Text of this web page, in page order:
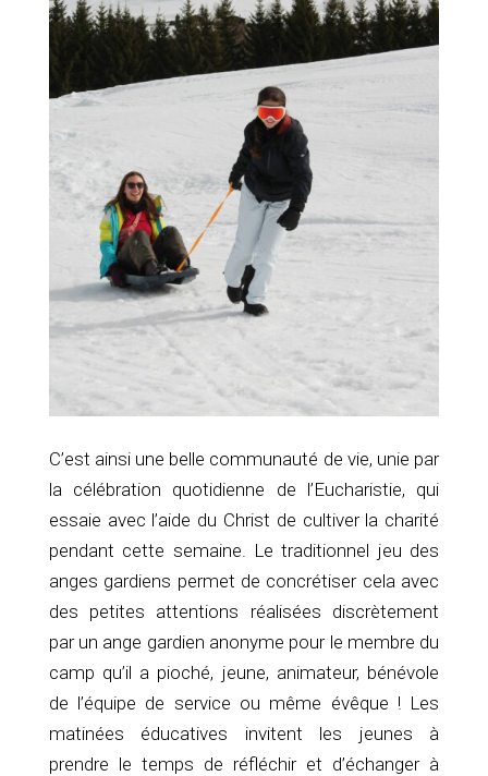
C’est ainsi une belle communauté de vie, unie par
la célébration quotidienne de l’Eucharistie, qui
essaie avec l’aide du Christ de cultiver la charité
pendant cette semaine. Le traditionnel jeu des
anges gardiens permet de concrétiser cela avec
des petites attentions réalisées discrètement
par un ange gardien anonyme pour le membre du
camp qu’il a pioché, jeune, animateur, bénévole
de l’équipe de service ou même évêque ! Les
matinées éducatives invitent les jeunes à
prendre le temps de réfléchir et d’échanger à